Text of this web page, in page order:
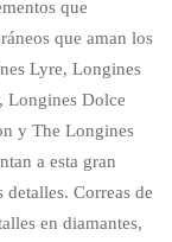
que
que aman los
Lyre, Longines
Longines Dolce
y The Longines
a esta gran
Correas de
en diamantes,